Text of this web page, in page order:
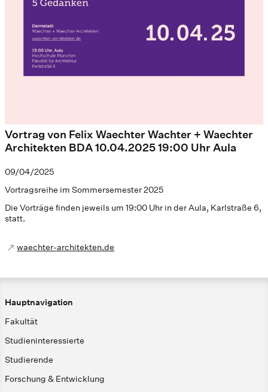
Vortrag von Felix Waechter Wachter + Waechter
Architekten BDA 10.04.2025 19:00 Uhr Aula
09/04/2025
Vortragsreihe im Sommersemester 2025
Die Vorträge finden jeweils um 19:00 Uhr in der Aula, Karlstraße 6,
statt.
waechter-architekten.de
Hauptnavigation
Fakultät
Studieninteressierte
Studierende
Forschung & Entwicklung